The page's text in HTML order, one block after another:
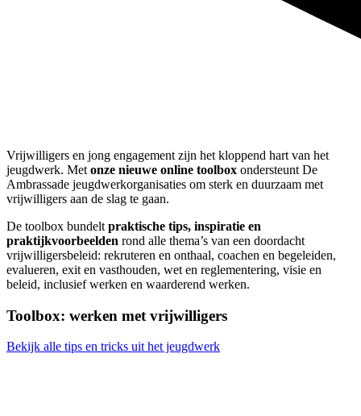
Vrijwilligers en jong engagement zijn het kloppend hart van het
jeugdwerk. Met onze nieuwe online toolbox ondersteunt De
Ambrassade jeugdwerkorganisaties om sterk en duurzaam met
vrijwilligers aan de slag te gaan.
De toolbox bundelt praktische tips, inspiratie en
praktijkvoorbeelden rond alle thema’s van een doordacht
vrijwilligersbeleid: rekruteren en onthaal, coachen en begeleiden,
evalueren, exit en vasthouden, wet en reglementering, visie en
beleid, inclusief werken en waarderend werken.
Toolbox: werken met vrijwilligers
Bekijk alle tips en tricks uit het jeugdwerk